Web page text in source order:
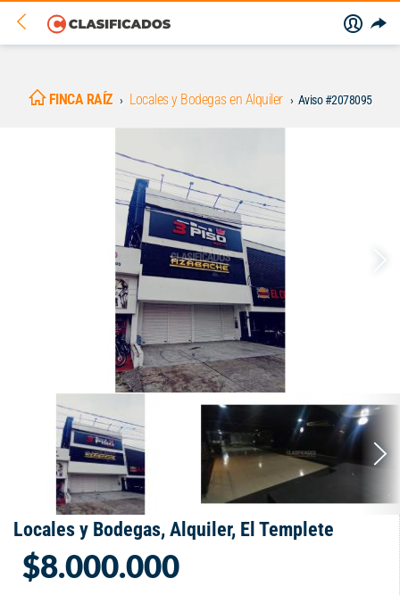
FINCA RAÍZ Locales y Bodegas en Alquiler Aviso #2078095
Locales y Bodegas, Alquiler, El Templete
$8.000.000